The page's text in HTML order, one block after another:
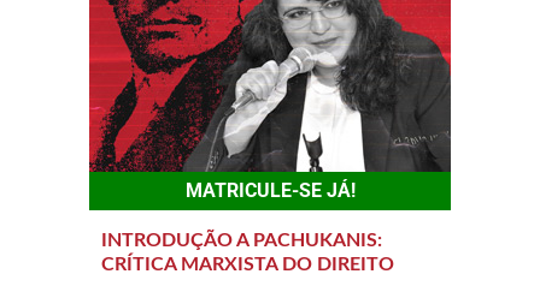
MATRICULE-SE JÁ!
INTRODUÇÃO A PACHUKANIS:
CRÍTICA MARXISTA DO DIREITO